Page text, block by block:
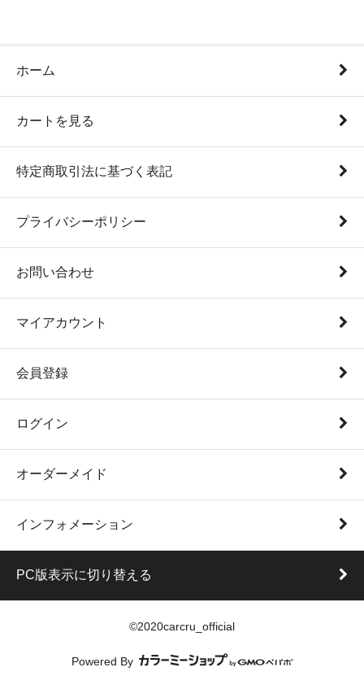
ホーム
カートを見る
特定商取引法に基づく表記
プライバシーポリシー
お問い合わせ
マイアカウント
会員登録
ログイン
オーダーメイド
インフォメーション
PC版表示に切り替える
©2020carcru_official
Powered By